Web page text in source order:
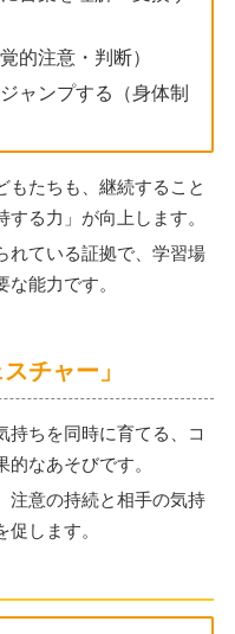
的注意・判断）
ャンプする（身体制
もたちも、継続すること
る力」が向上します。
れている証拠で、学習場
能力です。
チャー」
持ちを同時に育てる、コ
なあそびです。
注意の持続と相手の気持
します。